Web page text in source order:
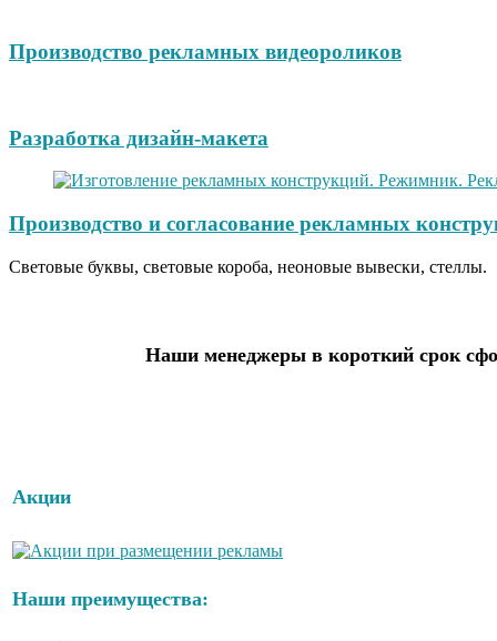
Производство рекламных видеороликов
Разработка дизайн-макета
Производство и согласование рекламных
Световые буквы, световые короба, неоновые вывески, стеллы.
Наши менеджеры в короткий срок
Акции
Наши преимущества: